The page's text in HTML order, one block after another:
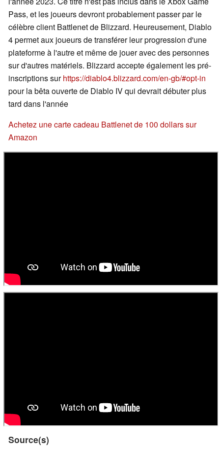
Pass, et les joueurs devront probablement passer par le
célèbre client Battlenet de Blizzard. Heureusement, Diablo
4 permet aux joueurs de transférer leur progression d'une
plateforme à l'autre et même de jouer avec des personnes
sur d'autres matériels. Blizzard accepte également les pré-
inscriptions surhttps://diablo4.blizzard.com/en-gb/#opt-in
pour la bêta ouverte de Diablo IV qui devrait débuter plus
tard dans l'année
Achetez une carte cadeau Battlenet de 100 dollars sur
Amazon
Source(s)